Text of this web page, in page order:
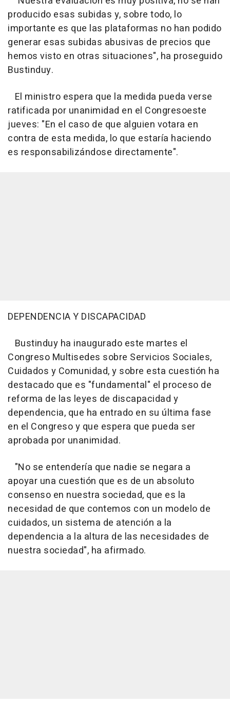
producido esas subidas y, sobre todo, lo
importante es que las plataformas no han podido
generar esas subidas abusivas de precios que
hemos visto en otras situaciones", ha proseguido
Bustinduy.
El ministro espera que la medida pueda verse
ratificada por unanimidad en el Congresoeste
jueves: "En el caso de que alguien votara en
contra de esta medida, lo que estaría haciendo
es responsabilizándose directamente".
DEPENDENCIA Y DISCAPACIDAD
Bustinduy ha inaugurado este martes el
Congreso Multisedes sobre Servicios Sociales,
Cuidados y Comunidad, y sobre esta cuestión ha
destacado que es "fundamental" el proceso de
reforma de las leyes de discapacidad y
dependencia, que ha entrado en su última fase
en el Congreso y que espera que pueda ser
aprobada por unanimidad.
"No se entendería que nadie se negara a
apoyar una cuestión que es de un absoluto
consenso en nuestra sociedad, que es la
necesidad de que contemos con un modelo de
cuidados, un sistema de atención a la
dependencia a la altura de las necesidades de
nuestra sociedad", ha afirmado.